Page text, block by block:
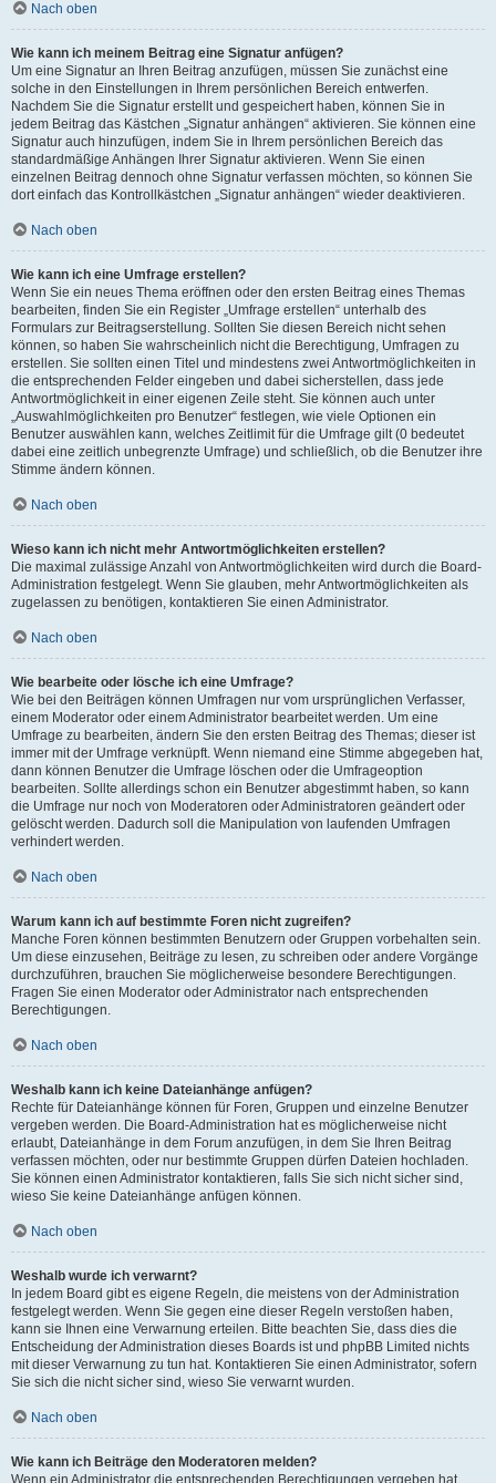
Nach oben
Wie kann ich meinem Beitrag eine Signatur anfügen?
Um eine Signatur an Ihren Beitrag anzufügen, müssen Sie zunächst eine
solche in den Einstellungen in Ihrem persönlichen Bereich entwerfen.
Nachdem Sie die Signatur erstellt und gespeichert haben, können Sie in
jedem Beitrag das Kästchen „Signatur anhängen“ aktivieren. Sie können eine
Signatur auch hinzufügen, indem Sie in Ihrem persönlichen Bereich das
standardmäßige Anhängen Ihrer Signatur aktivieren. Wenn Sie einen
einzelnen Beitrag dennoch ohne Signatur verfassen möchten, so können Sie
dort einfach das Kontrollkästchen „Signatur anhängen“ wieder deaktivieren.
Nach oben
Wie kann ich eine Umfrage erstellen?
Wenn Sie ein neues Thema eröffnen oder den ersten Beitrag eines Themas
bearbeiten, finden Sie ein Register „Umfrage erstellen“ unterhalb des
Formulars zur Beitragserstellung. Sollten Sie diesen Bereich nicht sehen
können, so haben Sie wahrscheinlich nicht die Berechtigung, Umfragen zu
erstellen. Sie sollten einen Titel und mindestens zwei Antwortmöglichkeiten in
die entsprechenden Felder eingeben und dabei sicherstellen, dass jede
Antwortmöglichkeit in einer eigenen Zeile steht. Sie können auch unter
„Auswahlmöglichkeiten pro Benutzer“ festlegen, wie viele Optionen ein
Benutzer auswählen kann, welches Zeitlimit für die Umfrage gilt (0 bedeutet
dabei eine zeitlich unbegrenzte Umfrage) und schließlich, ob die Benutzer ihre
Stimme ändern können.
Nach oben
Wieso kann ich nicht mehr Antwortmöglichkeiten erstellen?
Die maximal zulässige Anzahl von Antwortmöglichkeiten wird durch die Board-
Administration festgelegt. Wenn Sie glauben, mehr Antwortmöglichkeiten als
zugelassen zu benötigen, kontaktieren Sie einen Administrator.
Nach oben
Wie bearbeite oder lösche ich eine Umfrage?
Wie bei den Beiträgen können Umfragen nur vom ursprünglichen Verfasser,
einem Moderator oder einem Administrator bearbeitet werden. Um eine
Umfrage zu bearbeiten, ändern Sie den ersten Beitrag des Themas; dieser ist
immer mit der Umfrage verknüpft. Wenn niemand eine Stimme abgegeben hat,
dann können Benutzer die Umfrage löschen oder die Umfrageoption
bearbeiten. Sollte allerdings schon ein Benutzer abgestimmt haben, so kann
die Umfrage nur noch von Moderatoren oder Administratoren geändert oder
gelöscht werden. Dadurch soll die Manipulation von laufenden Umfragen
verhindert werden.
Nach oben
Warum kann ich auf bestimmte Foren nicht zugreifen?
Manche Foren können bestimmten Benutzern oder Gruppen vorbehalten sein.
Um diese einzusehen, Beiträge zu lesen, zu schreiben oder andere Vorgänge
durchzuführen, brauchen Sie möglicherweise besondere Berechtigungen.
Fragen Sie einen Moderator oder Administrator nach entsprechenden
Berechtigungen.
Nach oben
Weshalb kann ich keine Dateianhänge anfügen?
Rechte für Dateianhänge können für Foren, Gruppen und einzelne Benutzer
vergeben werden. Die Board-Administration hat es möglicherweise nicht
erlaubt, Dateianhänge in dem Forum anzufügen, in dem Sie Ihren Beitrag
verfassen möchten, oder nur bestimmte Gruppen dürfen Dateien hochladen.
Sie können einen Administrator kontaktieren, falls Sie sich nicht sicher sind,
wieso Sie keine Dateianhänge anfügen können.
Nach oben
Weshalb wurde ich verwarnt?
In jedem Board gibt es eigene Regeln, die meistens von der Administration
festgelegt werden. Wenn Sie gegen eine dieser Regeln verstoßen haben,
kann sie Ihnen eine Verwarnung erteilen. Bitte beachten Sie, dass dies die
Entscheidung der Administration dieses Boards ist und phpBB Limited nichts
mit dieser Verwarnung zu tun hat. Kontaktieren Sie einen Administrator, sofern
Sie sich die nicht sicher sind, wieso Sie verwarnt wurden.
Nach oben
Wie kann ich Beiträge den Moderatoren melden?
Wenn ein Administrator die entsprechenden Berechtigungen vergeben hat,